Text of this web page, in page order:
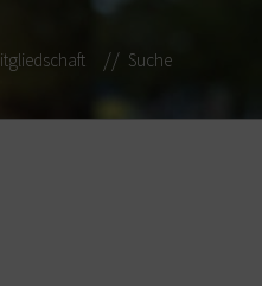
Suche